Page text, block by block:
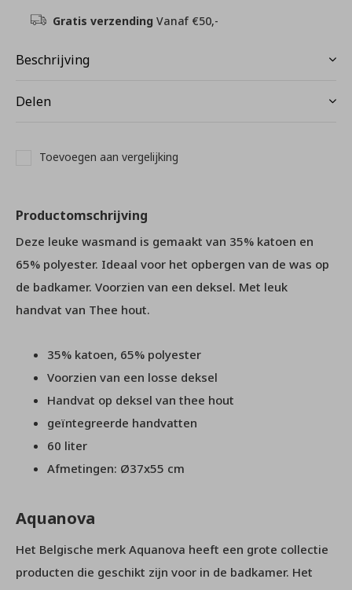
Gratis verzending Vanaf €50,-
Beschrijving
Delen
Toevoegen aan vergelijking
Productomschrijving
Deze leuke wasmand is gemaakt van 35% katoen en
65% polyester. Ideaal voor het opbergen van de was op
de badkamer. Voorzien van een deksel. Met leuk
handvat van Thee hout.
35% katoen, 65% polyester
Voorzien van een losse deksel
Handvat op deksel van thee hout
geïntegreerde handvatten
60 liter
Afmetingen: Ø37x55 cm
Aquanova
Het Belgische merk Aquanova heeft een grote collectie
producten die geschikt zijn voor in de badkamer. Het